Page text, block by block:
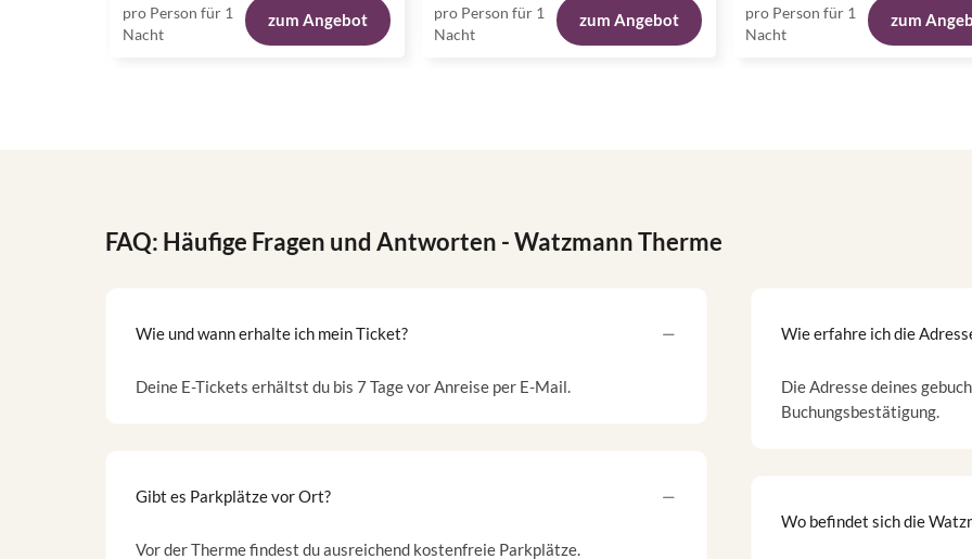
pro Person für 1
Nacht
zum Angebot
pro Person für 1
Nacht
zum Angebot
pro Person für 1
Nacht
zum
FAQ: Häufige Fragen und Antworten - Watzmann Therme
Wie und wann erhalte ich mein Ticket?
Deine E-Tickets erhältst du bis 7 Tage vor Anreise per E-Mail.
Gibt es Parkplätze vor Ort?
Vor der Therme findest du ausreichend kostenfreie Parkplätze.
Wie erfahre ich die
Die Adresse deines
Buchungsbestätigung.
Wo befindet sich die